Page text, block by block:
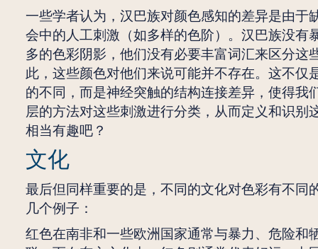
一些学者认为，汉巴族对颜色感知的差异是由于
会中的人工刺激（如多样的色阶）。汉巴族没有
多的色彩阴影，他们没有必要丰富词汇来区分这
此，这些颜色对他们来说可能并不存在。这不仅
的不同，而是神经突触的结构连接差异，使得我
层的方法对这些刺激进行分类，从而定义和识别
相当有趣吧？
文化
最后但同样重要的是，不同的文化对色彩有不同
几个例子：
红色在南非和一些欧洲国家通常与暴力、危险和